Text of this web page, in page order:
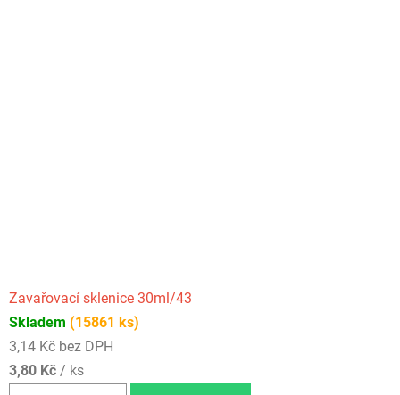
Zavařovací sklenice 30ml/43
Skladem (15861 ks)
3,14 Kč bez DPH
3,80 Kč / ks